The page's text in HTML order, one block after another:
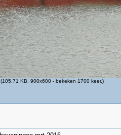
(105.71 KB, 900x600 - bekeken 1700 keer.)